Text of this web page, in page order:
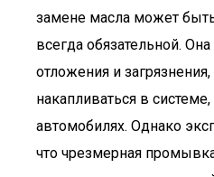
замене масла может
всегда обязательной.
отложения и
накапливаться в
автомобилях. Однако
что чрезмерная